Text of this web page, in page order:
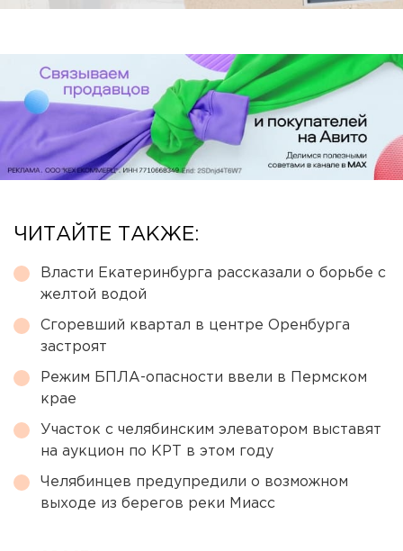
ЧИТАЙТЕ ТАКЖЕ:
Власти Екатеринбурга рассказали о борьбе с
желтой водой
Сгоревший квартал в центре Оренбурга
застроят
Режим БПЛА-опасности ввели в Пермском
крае
Участок с челябинским элеватором выставят
на аукцион по КРТ в этом году
Челябинцев предупредили о возможном
выходе из берегов реки Миасс